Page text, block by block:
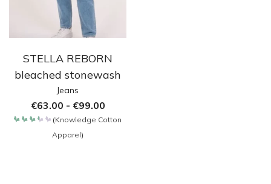
STELLA REBORN
bleached stonewash
Jeans
€63.00 - €99.00
(Knowledge Cotton
Apparel)